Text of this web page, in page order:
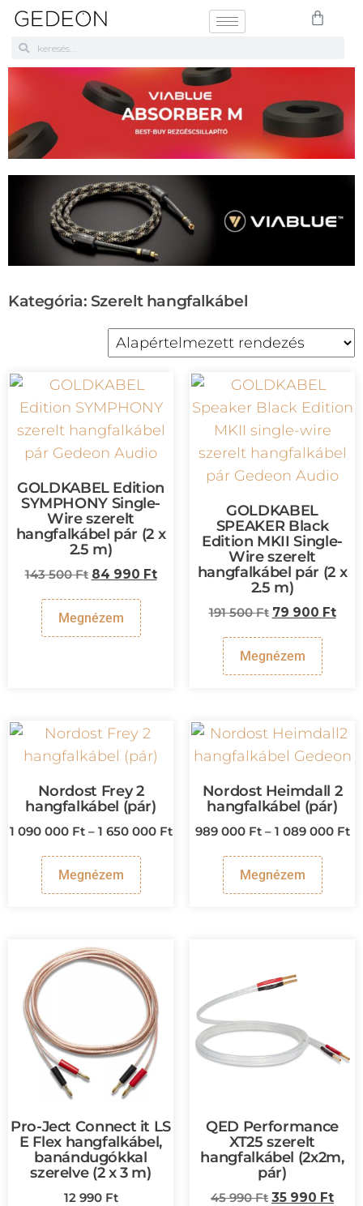
Kategória: Szerelt hangfalkábel
GOLDKABEL Edition
SYMPHONY Single-
Wire szerelt
hangfalkábel pár (2 x
2.5 m)
143 500Ft 84 990 Ft
Megnézem
GOLDKABEL
SPEAKER Black
Edition MKII Single-
Wire szerelt
hangfalkábel pár (2 x
2.5 m)
191 500Ft 79 900 Ft
Megnézem
Nordost Frey 2
hangfalkábel (pár)
1 090 000 Ft – 1 650 000 Ft
Megnézem
Nordost Heimdall 2
hangfalkábel (pár)
989 000 Ft – 1 089 000 Ft
Megnézem
Pro-Ject Connect it LS
E Flex hangfalkábel,
banándugókkal
szerelve (2 x 3 m)
12 990 Ft
QED Performance
XT25 szerelt
hangfalkábel (2x2m,
pár)
45 990Ft 35 990 Ft